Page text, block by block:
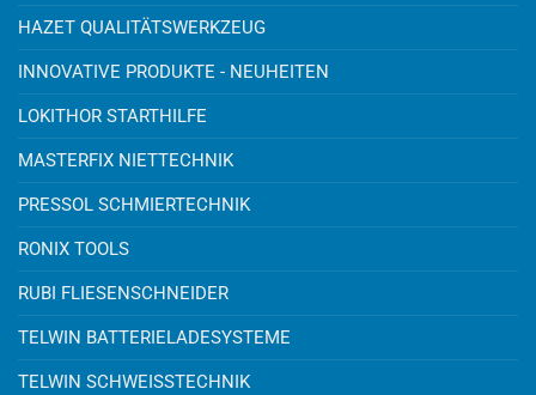
HAZET QUALITÄTSWERKZEUG
INNOVATIVE PRODUKTE - NEUHEITEN
LOKITHOR STARTHILFE
MASTERFIX NIETTECHNIK
PRESSOL SCHMIERTECHNIK
RONIX TOOLS
RUBI FLIESENSCHNEIDER
TELWIN BATTERIELADESYSTEME
TELWIN SCHWEISSTECHNIK